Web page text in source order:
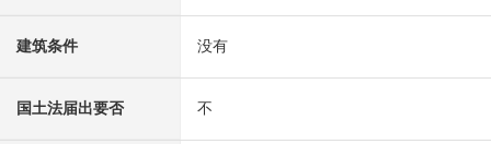
建筑条件 没有
国土法届出要否 不